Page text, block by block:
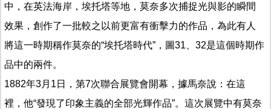
中，在英法海岸，埃托塔等地，莫奈多次捕捉光與影的瞬間
效果，創作了一批較之以前更富有衝擊力的作品，為此有人
將這一時期稱作莫奈的“埃托塔時代”，圖31、32是這個時期作
品中的兩件。
1882年3月1日，第7次聯合展覽會開幕，據馬奈說：在這
裡，他“發現了印象主義的全部光輝作品”。這次展覽中有莫奈